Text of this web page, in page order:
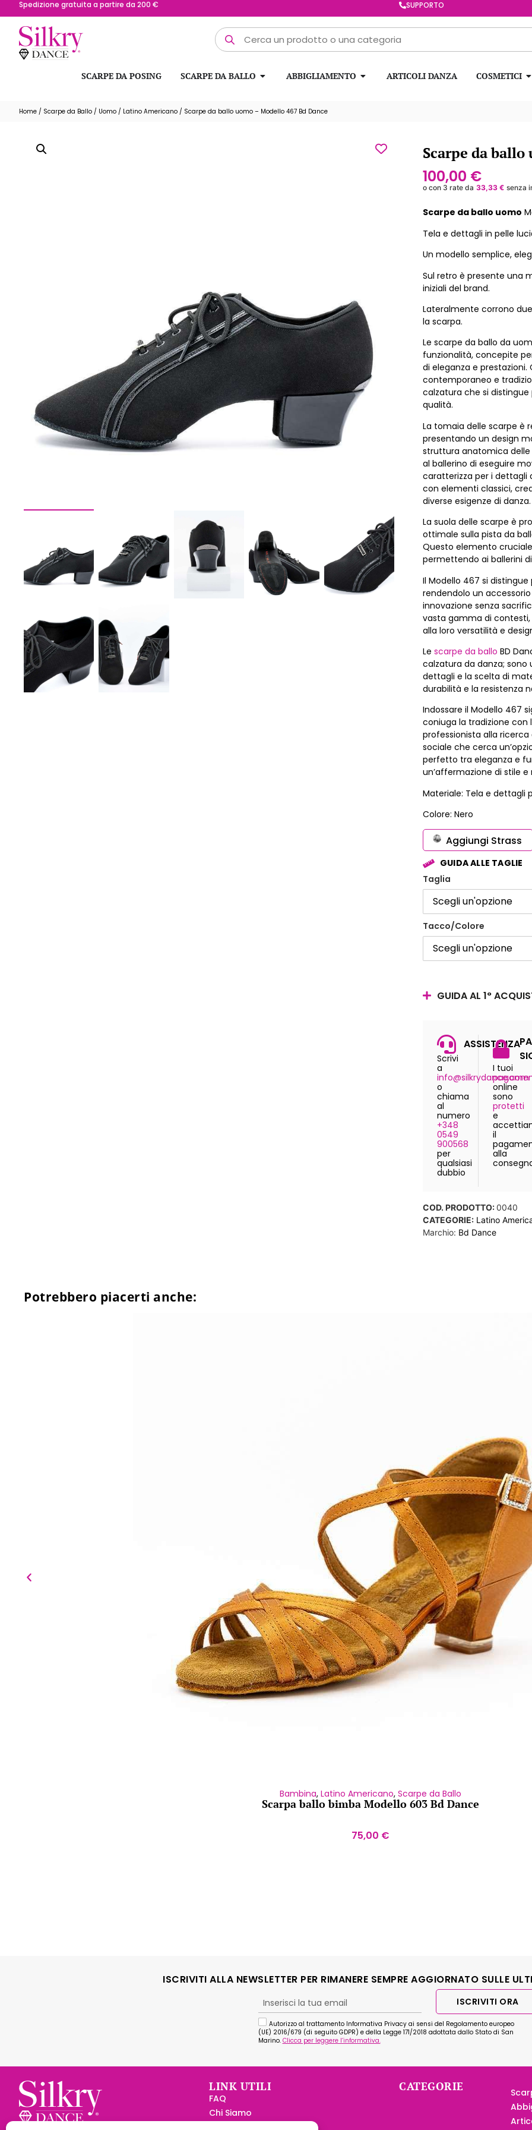
Possibilità di reso fino a 15 giorni SUPPORTO
SCARPE DA POSING SCARPE DA BALLO ABBIGLIAMENTO ARTICOLI DANZA COSMETICI
Home / Scarpe da Ballo / Uomo / Latino Americano / Scarpe da ballo uomo – Modello 467 Bd Dance
Scarpe da ballo
100,00 €
o con 3 rate da 33,33 € senza
Scarpe da ballo uomo
Tela e dettagli in pelle
Un modello semplice,
Sul retro è presente una
iniziali del brand.
Lateralmente corrono
la scarpa.
Le scarpe da ballo da
funzionalità, concepite
di eleganza e
contemporaneo e
calzatura che si
qualità.
La tomaia delle scarpe è
presentando un design
struttura anatomica
al ballerino di eseguire
caratterizza per i dettagli
con elementi classici,
diverse esigenze di danza.
La suola delle scarpe è
ottimale sulla pista da
Questo elemento
permettendo ai ballerini
Il Modello 467 si
rendendolo un
innovazione senza
vasta gamma di contesti,
alla loro versatilità e
Le scarpe da ballo BD
calzatura da danza; sono
dettagli e la scelta di
durabilità e la resistenza
Indossare il Modello 467
coniuga la tradizione con
professionista alla
sociale che cerca
perfetto tra eleganza e
un’affermazione di stile
Materiale: Tela e dettagli
Colore: Nero
Aggiungi Strass
GUIDA ALLE TAGLIE
Taglia
Tacco/Colore
GUIDA AL 1°
ASSISTENZA
Scrivi
a
info@silkrydance.com
o
chiama
al
numero
+348
0549
900568
per
qualsiasi
dubbio
I tuoi
online
sono
protetti
e
il
alla
COD. PRODOTTO:0040
CATEGORIE: Latino
Marchio: Bd Dance
Potrebbero piacerti anche:
Bambina, Latino Americano, Scarpe da Ballo
Scarpa ballo bimba Modello 603 Bd Dance
75,00 €
ISCRIVITI ALLA NEWSLETTER PER RIMANERE SEMPRE AGGIORNATO SULLE
Autorizzo al trattamento Informativa Privacy ai sensi del Regolamento europeo
(UE) 2016/679 (di seguito GDPR) e della Legge 171/2018 adottata dallo Stato di San
Marino. Clicca per leggere l’informativa.
ISCRIVITI ORA
LINK UTILI
FAQ
Chi Siamo
CATEGORIE